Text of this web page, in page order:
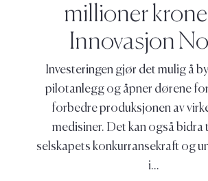
millioner
Innovasjon
Investeringen gjør det mulig å
pilotanlegg og åpner dørene
forbedre produksjonen av
medisiner. Det kan også bidra
selskapets konkurransekraft og
i...